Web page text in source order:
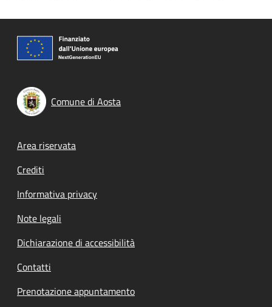
Comune di Aosta
Footer menu
Area riservata
Crediti
Informativa privacy
Note legali
Dichiarazione di accessibilità
Contatti
Prenotazione appuntamento